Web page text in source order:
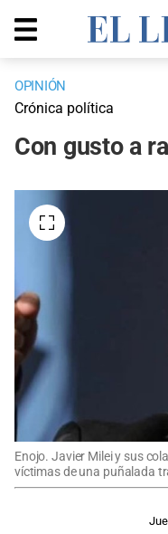
OPINIÓN
Crónica política
Con gusto a
Enojo. Javier Milei y sus
víctimas de una puñalada